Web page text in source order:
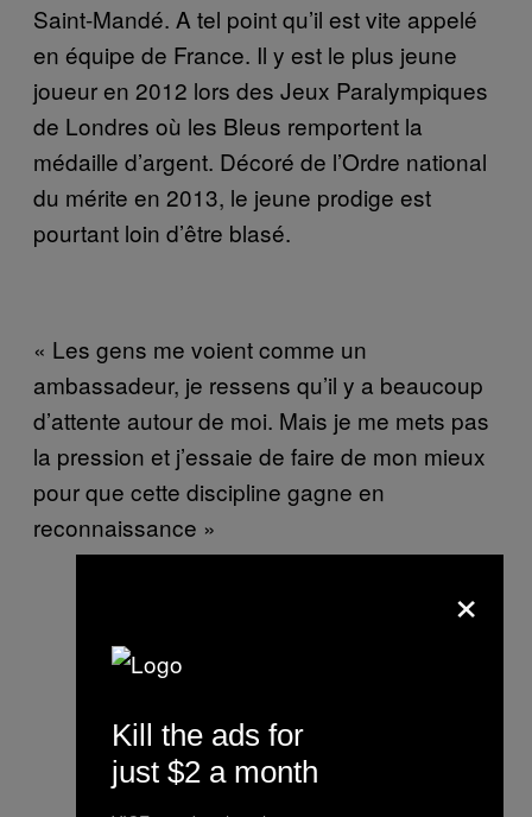
Saint-Mandé. A tel point qu’il est vite appelé
en équipe de France. Il y est le plus jeune
joueur en 2012 lors des Jeux Paralympiques
de Londres où les Bleus remportent la
médaille d’argent. Décoré de l’Ordre national
du mérite en 2013, le jeune prodige est
pourtant loin d’être blasé.
« Les gens me voient comme un
ambassadeur, je ressens qu’il y a beaucoup
d’attente autour de moi. Mais je me mets pas
la pression et j’essaie de faire de mon mieux
pour que cette discipline gagne en
reconnaissance »
×
Kill the ads for
just $2 a month